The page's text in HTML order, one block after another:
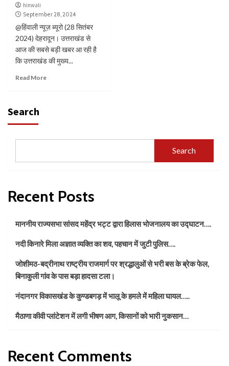
hinwali
September 28, 2024
@हिंवाली न्यूज़ ब्यूरो (28 सितंबर
2024) देहरादून। उत्तराखंड से
आज की सबसे बड़ी खबर आ रही है
कि उत्तराखंड की मुख्य...
Read More
Search
Search
Recent Posts
माननीय राज्यसभा सांसद महेंद्र भट्ट द्वारा हिलास भोजनालय का उद्घाटन….
नदी किनारे मिला अज्ञात व्यक्ति का शव, पहचान में जुटी पुलिस….
जोशीमठ-बद्रीनाथ राष्ट्रीय राजमार्ग पर श्रद्धालुओं से भरी बस के ब्रेक फेल,
बिनाकुली गांव के पास बड़ा हादसा टला।
नंदानगर विकासखंड के कुण्डबगड़ में भालू के हमले में महिला घायल…..
मैठाणा कीवी प्लांटेशन में लगी भीषण आग, किसानों को भारी नुकसान…
Recent Comments